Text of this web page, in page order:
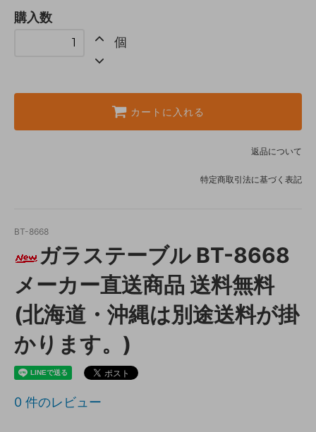
購入数
個
カートに入れる
返品について
特定商取引法に基づく表記
BT-8668
ガラステーブル BT-8668
メーカー直送商品 送料無料
(北海道・沖縄は別途送料が掛
かります。)
0 件のレビュー